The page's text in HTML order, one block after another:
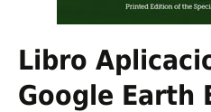
Libro
Google Earth